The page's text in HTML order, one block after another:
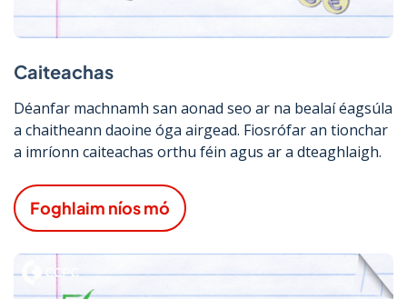
Caiteachas
Déanfar machnamh san aonad seo ar na bealaí éagsúla
a chaitheann daoine óga airgead. Fiosrófar an tionchar
a imríonn caiteachas orthu féin agus ar a dteaghlaigh.
Foghlaim níos mó